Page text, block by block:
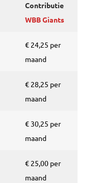
Contributie
WBB Giants
€ 24,25 per
maand
€ 28,25 per
maand
€ 30,25 per
maand
€ 25,00 per
maand